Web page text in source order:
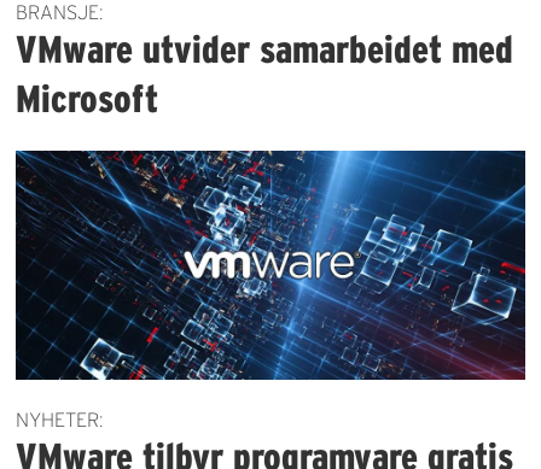
BRANSJE:
VMware utvider samarbeidet med
Microsoft
NYHETER:
VMware tilbyr programvare gratis